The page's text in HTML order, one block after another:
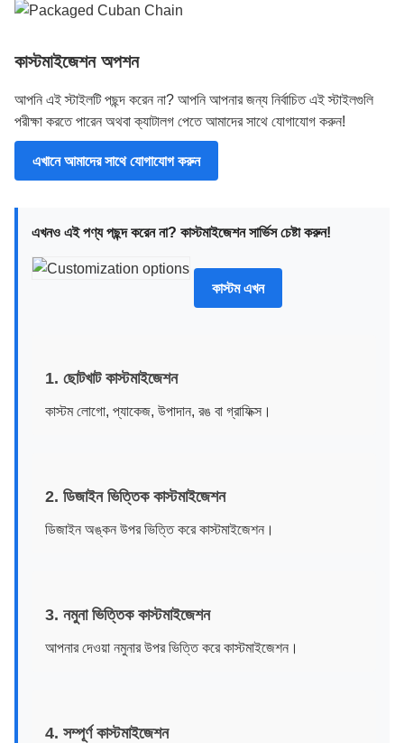
কাস্টমাইজেশন অপশন
আপনি এই স্টাইলটি পছন্দ করেন না? আপনি আপনার জন্য নির্বাচিত এই স্টাইলগুলি
পরীক্ষা করতে পারেন অথবা ক্যাটালগ পেতে আমাদের সাথে যোগাযোগ করুন!
এখানে আমাদের সাথে যোগাযোগ করুন
এখনও এই পণ্য পছন্দ করেন না? কাস্টমাইজেশন সার্ভিস চেষ্টা করুন!
কাস্টম এখন
1. ছোটখাট কাস্টমাইজেশন
কাস্টম লোগো, প্যাকেজ, উপাদান, রঙ বা গ্রাফিক্স।
2. ডিজাইন ভিত্তিক কাস্টমাইজেশন
ডিজাইন অঙ্কন উপর ভিত্তি করে কাস্টমাইজেশন।
3. নমুনা ভিত্তিক কাস্টমাইজেশন
আপনার দেওয়া নমুনার উপর ভিত্তি করে কাস্টমাইজেশন।
4. সম্পূর্ণ কাস্টমাইজেশন